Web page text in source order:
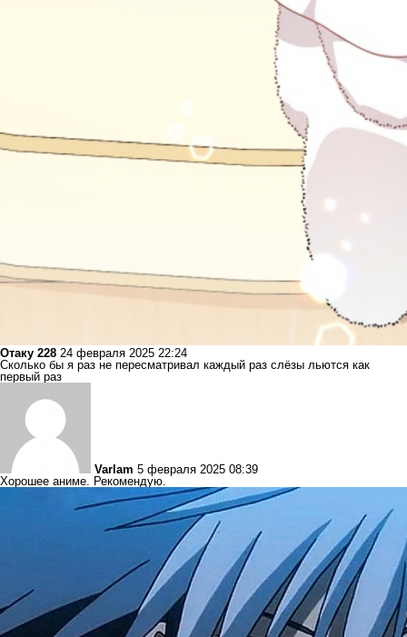
Отаку 228 24 февраля 2025 22:24
Сколько бы я раз не пересматривал каждый раз слёзы льются как
первый раз
Varlam 5 февраля 2025 08:39
Хорошее аниме. Рекомендую.